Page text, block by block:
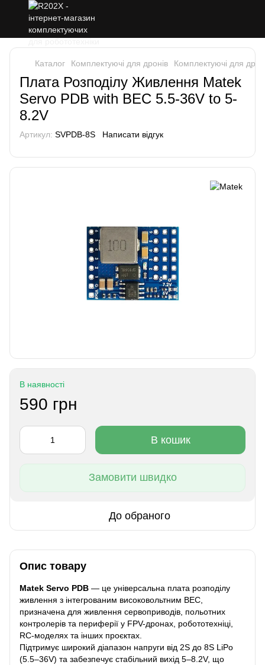
Каталог Комплектуючі для дронів Комплектуючі для
Плата Розподілу Живлення Matek
Servo PDB with BEC 5.5-36V to 5-
8.2V
Артикул: SVPDB-8S Написати відгук
В наявності
590 грн
В кошик
Замовити швидко
До обраного
Опис товару
Matek Servo PDB — це універсальна плата розподілу
живлення з інтегрованим високовольтним BEC,
призначена для живлення сервоприводів, польотних
контролерів та периферії у FPV-дронах, робототехніці,
RC-моделях та інших проєктах.
Підтримує широкий діапазон напруги від 2S до 8S LiPo
(5.5–36V) та забезпечує стабільний вихід 5–8.2V, що